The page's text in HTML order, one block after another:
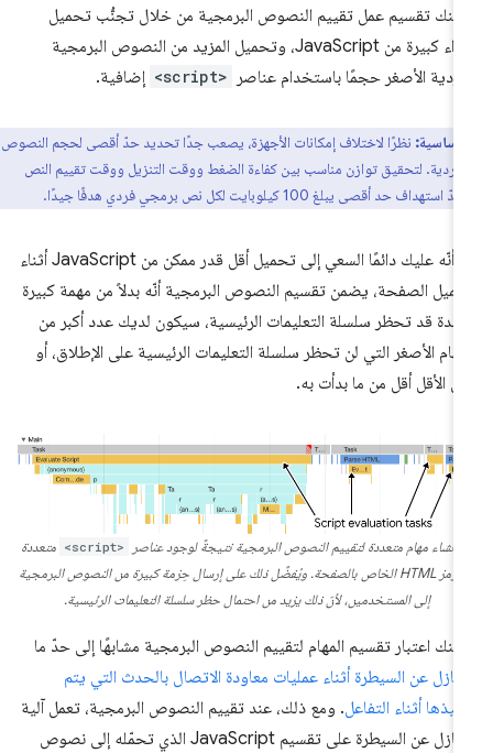
تقسيم عمل تقييم النصوص البرمجية من خلال تجنُّب تحميل
أجزاء كبيرة من JavaScript، وتحميل المزيد من النصوص البرمجية
الأصغر حجمًا باستخدام عناصر <script> إضافية.
أساسية:نظرًا لاختلاف إمكانات الأجهزة، يصعب جدًا تحديد حدّ أقصى لحجم النصوص
لتحقيق توازن مناسب بين كفاءة الضغط ووقت التنزيل ووقت تقييم النص
حد أقصى يبلغ 100 كيلوبايت لكل نص برمجي فردي هدفًا جيدًا.
مع أنّه عليك دائمًا السعي إلى تحميل أقل قدر ممكن من JavaScript أثناء
الصفحة، يضمن تقسيم النصوص البرمجية أنّه بدلاً من مهمة كبيرة
قد تحظر سلسلة التعليمات الرئيسية، سيكون لديك عدد أكبر من
الأصغر التي لن تحظر سلسلة التعليمات الرئيسية على الإطلاق، أو
الأقل أقل من ما بدأت به.
إنشاء مهام متعددة لتقييم النصوص البرمجية نتيجةً لوجود عناصر <script> متعددة
في رمز HTML الخاص بالصفحة. ويُفضَّل ذلك على إرسال حِزمة كبيرة من النصوص البرمجية
إلى المستخدمين، لأنّ ذلك يزيد من احتمال حظر سلسلة التعليمات الرئيسية.
اعتبار تقسيم المهام لتقييم النصوص البرمجية مشابهًا إلى حدّ ما
عن السيطرة أثناء عمليات معاودة الاتصال بالحدث التي يتم
أثناء التفاعل. ومع ذلك، عند تقييم النصوص البرمجية، تعمل آلية
التنازل عن السيطرة على تقسيم JavaScript الذي تحمّله إلى نصوص